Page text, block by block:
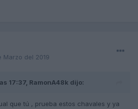
Marzo del 2019
17:37, RamonA48k dijo:
que tú , prueba estos chavales y ya